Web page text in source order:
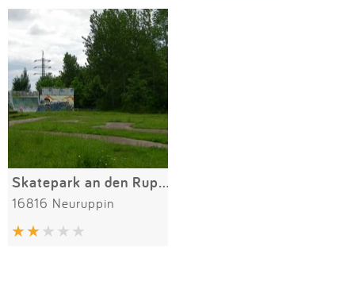
Anmelden
SPIELGERÄTE
Alle Filter (1) zurücksetzen
Skatepark an den Ruppiner Kliniken
16816 Neuruppin